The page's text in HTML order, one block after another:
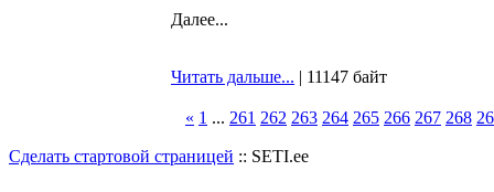
Далее...
Читать дальше... | 11147 байт
« 1 ... 261 262 263 264 265 266 267 268
Сделать стартовой страницей :: SETI.ee